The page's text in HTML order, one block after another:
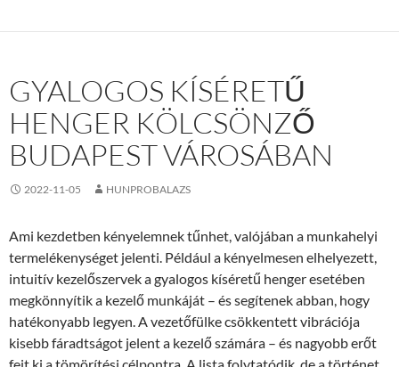
GYALOGOS KÍSÉRETŰ
HENGER KÖLCSÖNZŐ
BUDAPEST VÁROSÁBAN
2022-11-05 HUNPROBALAZS
Ami kezdetben kényelemnek tűnhet, valójában a munkahelyi
termelékenységet jelenti. Például a kényelmesen elhelyezett,
intuitív kezelőszervek a gyalogos kíséretű henger esetében
megkönnyítik a kezelő munkáját – és segítenek abban, hogy
hatékonyabb legyen. A vezetőfülke csökkentett vibrációja
kisebb fáradtságot jelent a kezelő számára – és nagyobb erőt